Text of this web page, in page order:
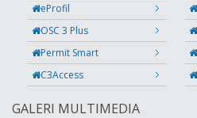
eProfil
OSC 3 Plus
Permit Smart
C3Access
GALERI MULTIMEDIA